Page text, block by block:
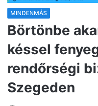
MINDENMÁS
Börtönbe
késsel
rendőrségi
Szegeden